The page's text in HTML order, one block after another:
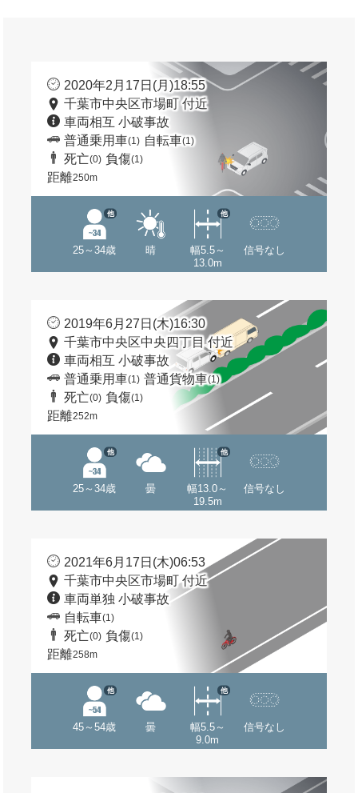
2020年2月17日(月)18:55
千葉市中央区市場町 付近
車両相互 小破事故
普通乗用車(1) 自転車(1)
死亡(0) 負傷(1)
距離250m
25～34歳
他
晴
幅5.5～
13.0m
他
信号なし
2019年6月27日(木)16:30
千葉市中央区中央四丁目 付近
車両相互 小破事故
普通乗用車(1) 普通貨物車(1)
死亡(0) 負傷(1)
距離252m
25～34歳
他
曇
幅13.0～
19.5m
他
信号なし
2021年6月17日(木)06:53
千葉市中央区市場町 付近
車両単独 小破事故
自転車(1)
死亡(0) 負傷(1)
距離258m
45～54歳
他
曇
幅5.5～
9.0m
他
信号なし